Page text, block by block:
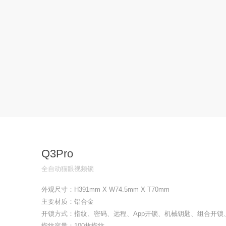
Q3Pro
全自动猫眼视频锁
外观尺寸：H391mm X W74.5mm X T70mm
主要材质：铝合金
开锁方式：指纹、密码、远程、App开锁、机械钥匙、组合开锁